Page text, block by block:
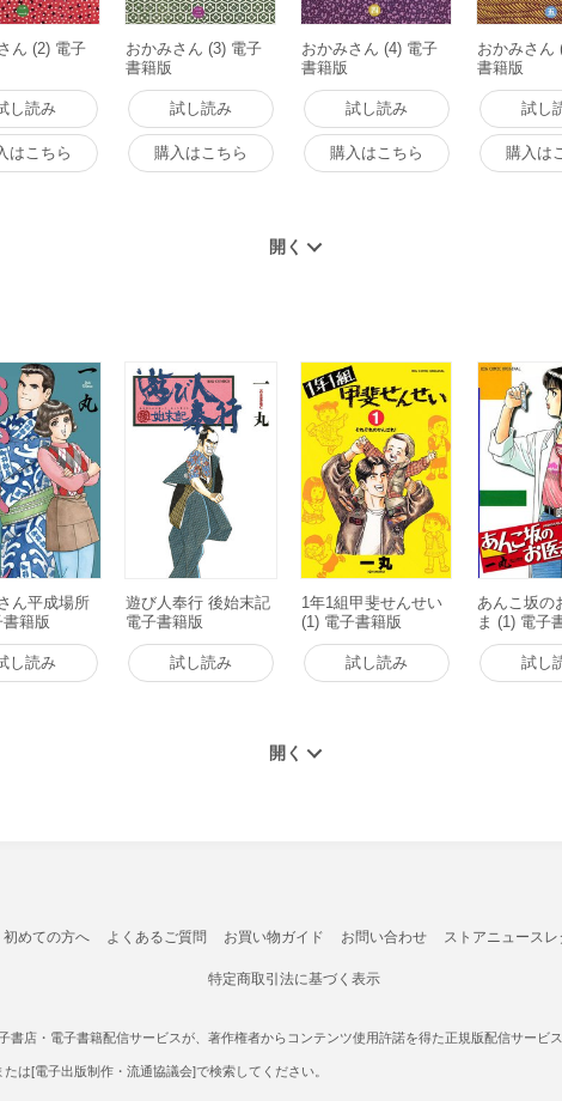
ん (2) 電子
し読み
はこちら
おかみさん (3) 電子
書籍版
試し読み
購入はこちら
おかみさん (4) 電子
書籍版
試し読み
購入はこちら
おかみさん
書籍版
試し
購入は
ん平成場所
籍版
し読み
遊び人奉行 後始末記
電子書籍版
試し読み
1年1組甲斐せんせい
(1) 電子書籍版
試し読み
あんこ坂の
ま (1) 電子
試し
初めての方へ よくあるご質問 お買い物ガイド お問い合わせ ストアニュースレ
特定商取引法に基づく表示
書店・電子書籍配信サービスが、著作権者からコンテンツ使用許諾を得た正規版配信サービ
は[電子出版制作・流通協議会]で検索してください。